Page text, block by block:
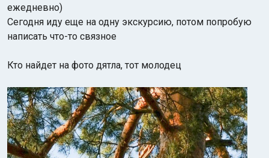
ежедневно)
Сегодня иду еще на одну экскурсию, потом попробую
написать что-то связное
Кто найдет на фото дятла, тот молодец